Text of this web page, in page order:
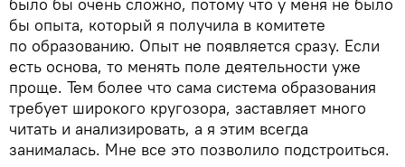
бы опыта, который я получила в комитете
по образованию. Опыт не появляется сразу. Если
есть основа, то менять поле деятельности уже
проще. Тем более что сама система образования
требует широкого кругозора, заставляет много
читать и анализировать, а я этим всегда
занималась. Мне все это позволило подстроиться.